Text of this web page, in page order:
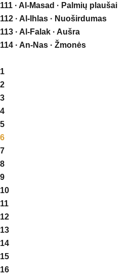
111 · Al-Masad · Palmių plaušai
112 · Al-Ihlas · Nuoširdumas
113 · Al-Falak · Aušra
114 · An-Nas · Žmonės
1
2
3
4
5
6
7
8
9
10
11
12
13
14
15
16